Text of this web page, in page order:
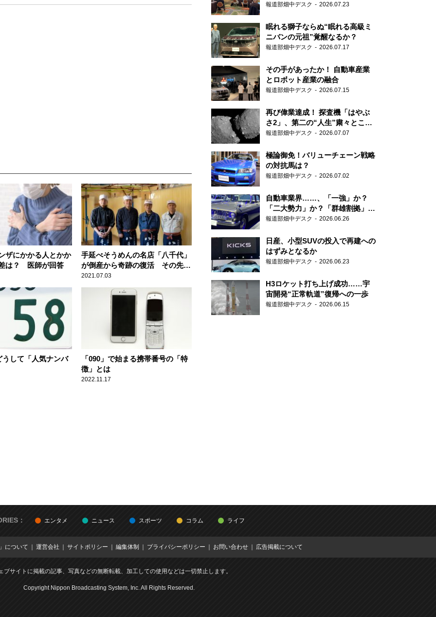
ザにかかる人とかか
は？ 医師が回答
手延べそうめんの名店「八千代」
が倒産から奇跡の復活 その先に
目指すもの
2021.07.03
うして「人気ナンバ
「090」で始まる携帯番号の「特
徴」とは
2022.11.17
報道部畑中デスク 2026.07.23
眠れる獅子ならぬ“眠れる高級ミ
ニバンの元祖”覚醒なるか？
報道部畑中デスク 2026.07.17
その手があったか！ 自動車産業
とロボット産業の融合
報道部畑中デスク 2026.07.15
再び偉業達成！ 探査機「はやぶ
さ2」、第二の“人生”粛々とこな
す
報道部畑中デスク 2026.07.07
極論御免！バリューチェーン戦略
の対抗馬は？
報道部畑中デスク 2026.07.02
自動車業界……、「一強」か？
「二大勢力」か？「群雄割拠」
か？
報道部畑中デスク 2026.06.26
日産、小型SUVの投入で再建への
はずみとなるか
報道部畑中デスク 2026.06.23
H3ロケット打ち上げ成功……宇
宙開発“正常軌道”復帰への一歩
報道部畑中デスク 2026.06.15
： エンタメ ニュース スポーツ コラム ライフ
について 運営会社 サイトポリシー 編集体制 プライバシーポリシー お問い合わせ 広告掲載について
ブサイトに掲載の記事、写真などの無断転載、加工しての使用などは一切禁止します。
Copyright Nippon Broadcasting System, Inc. All Rights Reserved.